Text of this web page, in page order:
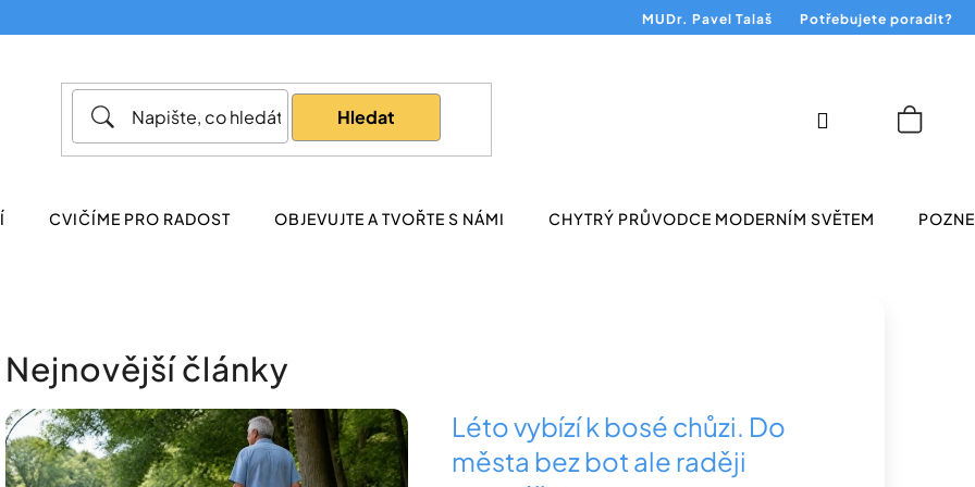
MUDr. Pavel Talaš Potřebujete poradit?
Hledat
CVIČÍME PRO RADOST OBJEVUJTE A TVOŘTE S NÁMI CHYTRÝ PRŮVODCE MODERNÍM SVĚTEM
Přihlášení
Nejnovější články
V
ý
Léto vybízí k bosé chůzi. Do
města bez bot ale raději
Co potřebujete najít?